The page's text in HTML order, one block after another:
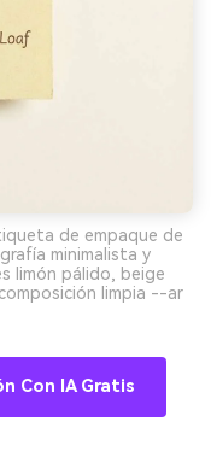
de empaque de
minimalista y
limón pálido, beige
limpia --ar
Con IA Gratis